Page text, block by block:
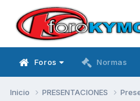
Foros Normas
Inicio PRESENTACIONES